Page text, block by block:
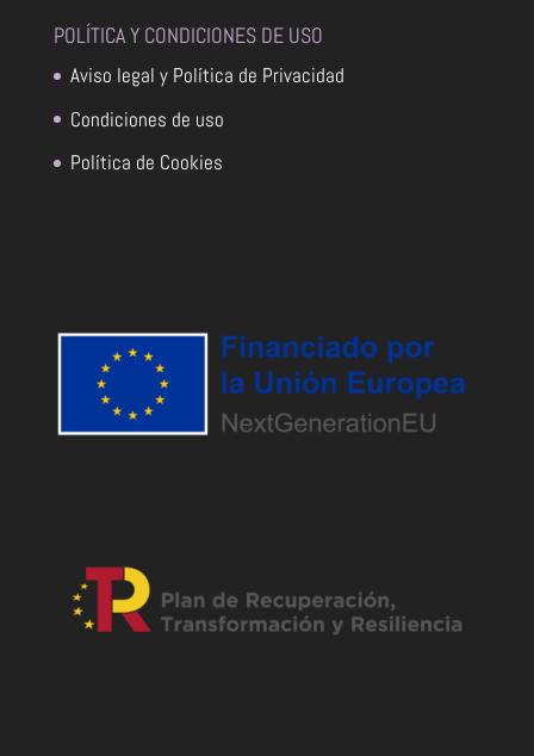
POLÍTICA Y CONDICIONES DE USO
Aviso legal y Política de Privacidad
Condiciones de uso
Política de Cookies